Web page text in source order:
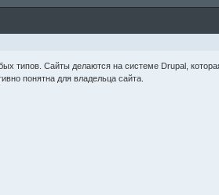
типов. Сайты делаются на системе Drupal,
понятна для владельца сайта.